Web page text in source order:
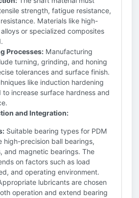
strength, fatigue resistance,
Materials like high-
or specialized composites
Processes: Manufacturing
turning, grinding, and honing
tolerances and surface finish.
like induction hardening
to increase surface hardness and
and Integration:
Suitable bearing types for PDM
high-precision ball bearings,
and magnetic bearings. The
on factors such as load
and operating environment.
lubricants are chosen
operation and extend bearing